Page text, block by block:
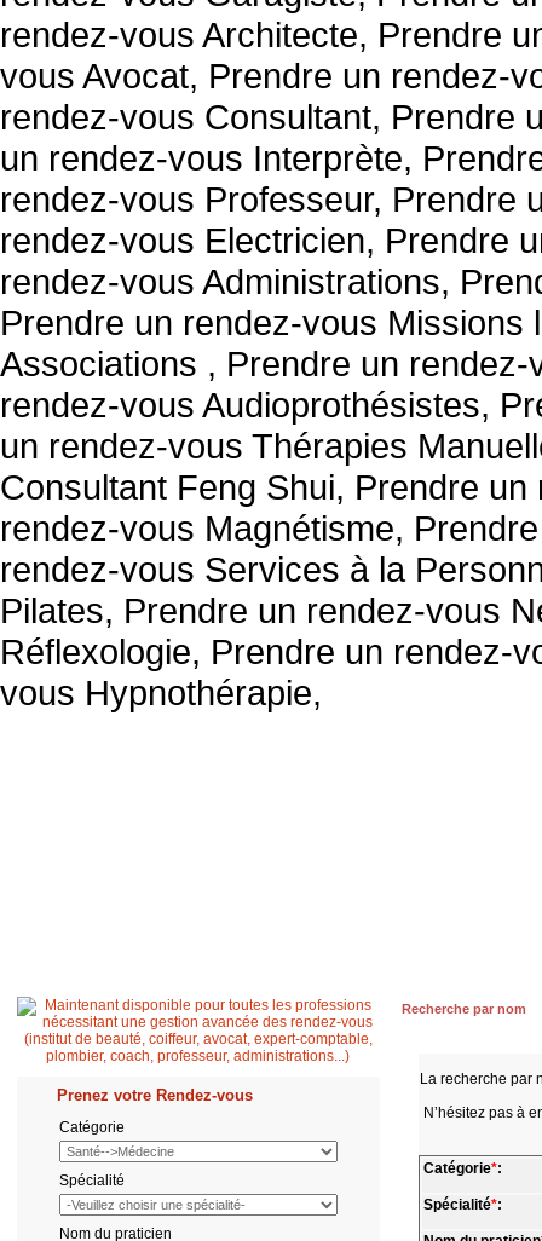
Prenez votre Rendez-vous
Catégorie
Spécialité
Nom du praticien
Recherche par nom
La recherche par
N’hésitez pas à
Catégorie*:
Spécialité*: